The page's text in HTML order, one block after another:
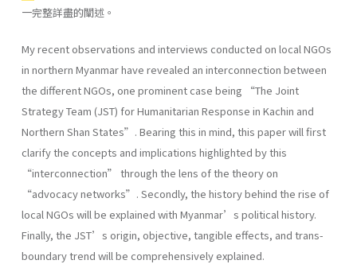
一完整詳盡的闡述。
My recent observations and interviews conducted on local NGOs
in northern Myanmar have revealed an interconnection between
the different NGOs, one prominent case being “The Joint
Strategy Team (JST) for Humanitarian Response in Kachin and
Northern Shan States”. Bearing this in mind, this paper will first
clarify the concepts and implications highlighted by this
“interconnection” through the lens of the theory on
“advocacy networks”. Secondly, the history behind the rise of
local NGOs will be explained with Myanmar’s political history.
Finally, the JST’s origin, objective, tangible effects, and trans-
boundary trend will be comprehensively explained.